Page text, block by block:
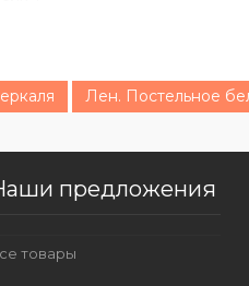
Лен. Постельное
предложения
товары